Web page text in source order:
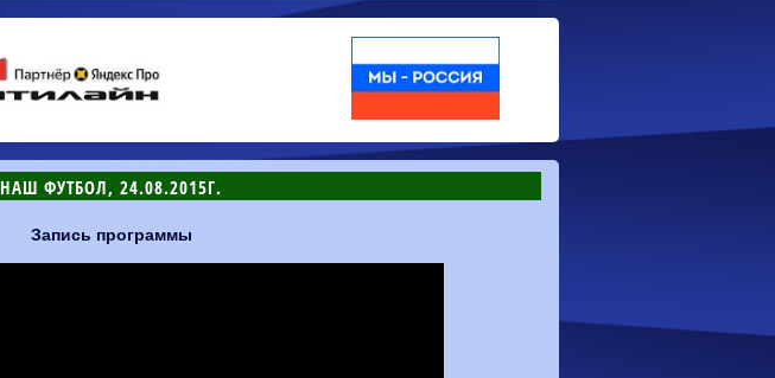
НАШ ФУТБОЛ, 24.08.2015Г.
Запись программы